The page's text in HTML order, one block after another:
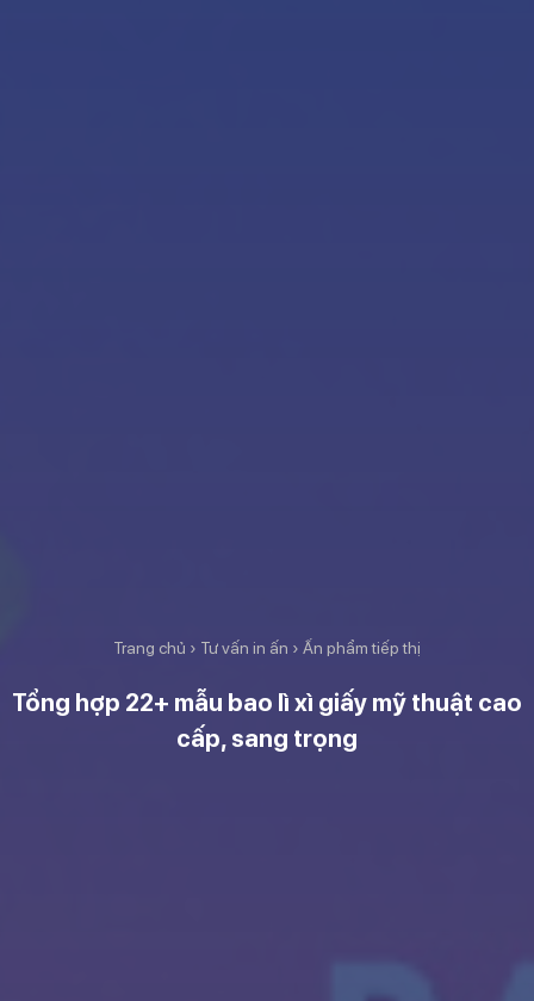
Trang chủ › Tư vấn in ấn › Ấn phẩm tiếp thị
Tổng hợp 22+ mẫu bao lì xì giấy mỹ thuật cao
cấp, sang trọng